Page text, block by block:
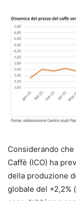
Considerando che
Caffè (ICO) ha
della produzione
globale del +2,2%